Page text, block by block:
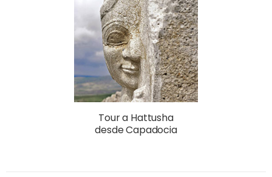
Tour a Hattusha
desde Capadocia